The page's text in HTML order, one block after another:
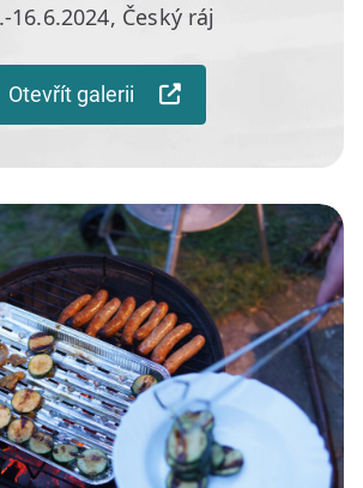
16.6.2024, Český ráj
Otevřít galerii